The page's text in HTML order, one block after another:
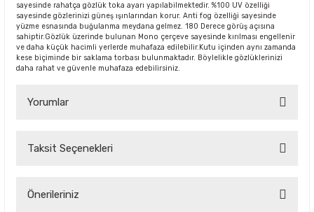
sayesinde rahatça gözlük toka ayarı yapılabilmektedir. %100 UV özelliği
sayesinde gözlerinizi güneş ışınlarından korur. Anti fog özelliği sayesinde
yüzme esnasında buğulanma meydana gelmez. 180 Derece görüş açısına
sahiptir.Gözlük üzerinde bulunan Mono çerçeve sayesinde kırılması engellenir
ve daha küçük hacimli yerlerde muhafaza edilebilir.Kutu içinden aynı zamanda
kese biçiminde bir saklama torbası bulunmaktadır. Böylelikle gözlüklerinizi
daha rahat ve güvenle muhafaza edebilirsiniz.
Yorumlar
Bu ürüne ilk yorumu siz yapın!
Taksit Seçenekleri
Önerileriniz